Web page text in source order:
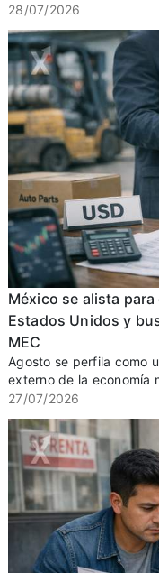
28/07/2026
México se alista
Estados Unidos y
MEC
Agosto se perfila como
externo de la economía
27/07/2026